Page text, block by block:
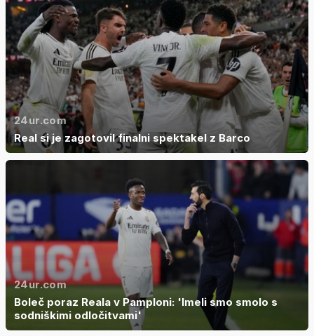
24ur.com
Real si je zagotovil finalni spektakel z Barco
24ur.com
Boleč poraz Reala v Pamploni: 'Imeli smo smolo s
sodniškimi odločitvami'